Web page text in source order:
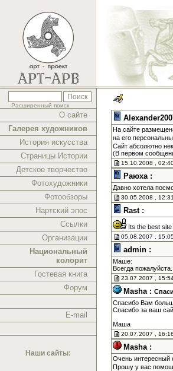
Расширенный поиск
О сайте
Галерея художников
История искусства
Страницы Истории
Детское творчество
Фотохудожники
Фотообзоры
Нартский эпос
Ссылки
Организации
Национальный
колорит
Гостевая книга
Форум
E-mail
Наши сайты:
На сайте
на его
Сайт абсолютно
(В первом
15.10.2008 ,
Раюха :
Давно хотела
30.05.2008 , 12:31
Rast :
Its the best site
05.08.2007 ,
admin :
Маше:
Всегда
23.07.2007 ,
Masha :
Спасибо Вам
Спасибо за ваш
Маша
20.07.2007 , 16:16
Masha :
Очень интересный
Прошу у вас